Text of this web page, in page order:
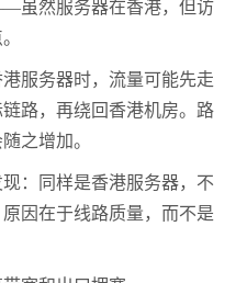
虽然服务器在香港，但访
服务器时，流量可能先走
路，再绕回香港机房。路
之增加。
：同样是香港服务器，不
因在于线路质量，而不是